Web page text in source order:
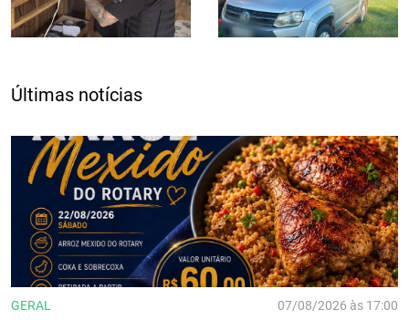
Últimas notícias
GERAL 07/08/2026 às 17:00